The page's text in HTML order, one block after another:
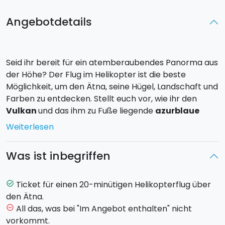
Angebotdetails
Seid ihr bereit für ein atemberaubendes Panorma aus
der Höhe? Der Flug im Helikopter ist die beste
Möglichkeit, um den Ätna, seine Hügel, Landschaft und
Farben zu entdecken. Stellt euch vor, wie ihr den
Vulkanund das ihm zu Fuße liegende azurblaue
Meerüberfliegt.
überfliegen, die SkistationPiano Provenzana
und das
3400 merreicht. Ihr werdet die KraterSommitali
des Ätnas und das Dorf
Im Helikopter haben
Weiterlesen
Was ist inbegriffen
task_alt Ticket für einen 20-minütigen Helikopterflug über
den Ätna.
remove_circle_outline All das, was bei "Im Angebot enthalten" nicht
vorkommt.